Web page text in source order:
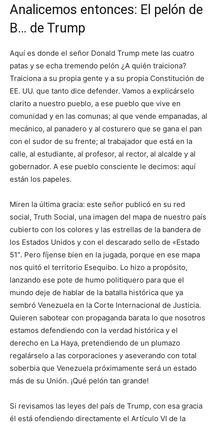
​Analicemos entonces: El pelón de
B… de Trump
​Aquí es donde el señor Donald Trump mete las cuatro
patas y se echa tremendo pelón ¿A quién traiciona?
Traiciona a su propia gente y a su propia Constitución de
EE. UU. que tanto dice defender. Vamos a explicárselo
clarito a nuestro pueblo, a ese pueblo que vive en
comunidad y en las comunas; al que vende empanadas, al
mecánico, al panadero y al costurero que se gana el pan
con el sudor de su frente; al trabajador que está en la
calle, al estudiante, al profesor, al rector, al alcalde y al
gobernador. A ese pueblo consciente le decimos: aquí
están los papeles.
​Miren la última gracia: este señor publicó en su red
social, Truth Social, una imagen del mapa de nuestro país
cubierto con los colores y las estrellas de la bandera de
los Estados Unidos y con el descarado sello de «Estado
51″. Pero fíjense bien en la jugada, porque en ese mapa
nos quitó el territorio Esequibo. Lo hizo a propósito,
lanzando ese pote de humo politiquero para que el
mundo deje de hablar de la batalla histórica que ya
sembró Venezuela en la Corte Internacional de Justicia.
Quieren sabotear con propaganda barata lo que nosotros
estamos defendiendo con la verdad histórica y el
derecho en La Haya, pretendiendo de un plumazo
regalárselo a las corporaciones y aseverando con total
soberbia que Venezuela próximamente será un estado
más de su Unión. ¡Qué pelón tan grande!
​Si revisamos las leyes del país de Trump, con esa gracia
él está ofendiendo directamente el Artículo VI de la